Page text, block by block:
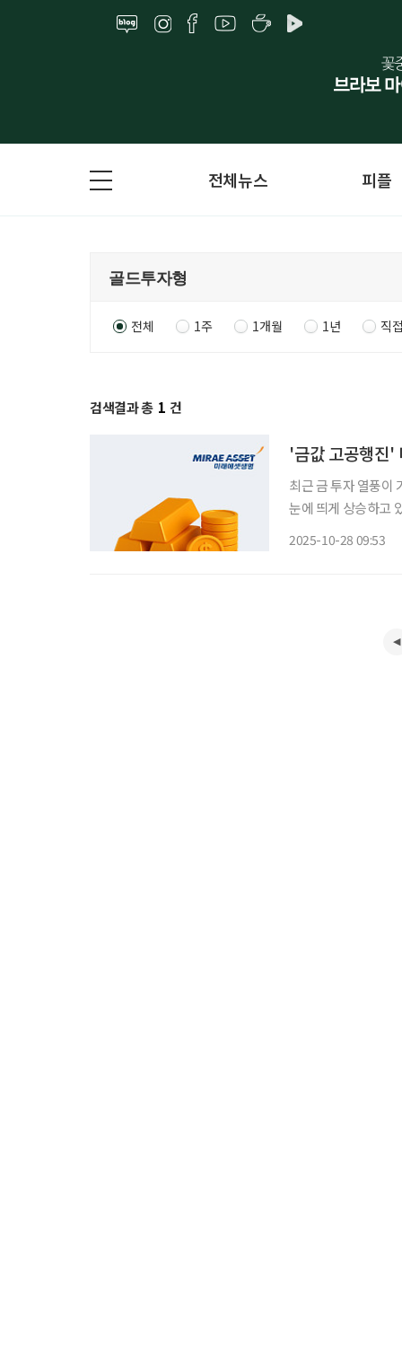
전체뉴스 피플
전체 1주 1개월 1년 직
검색결과 총 1 건
'금값 고공행진'
최근 금 투자 열풍이
눈에 띄게 상승하고
2025-10-28 09:53